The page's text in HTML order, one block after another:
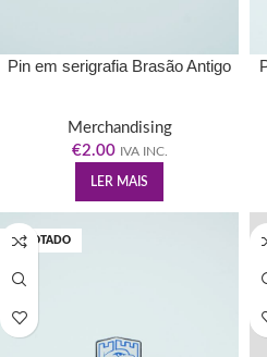
Pin em serigrafia Brasão Antigo
Merchandising
€2.00 IVA INC.
LER MAIS
ESGOTADO